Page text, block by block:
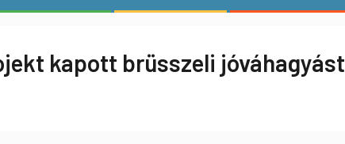
kapott brüsszeli jóváhagyást